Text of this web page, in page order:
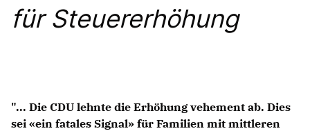
MEIN WAHLKREIS
ZIELE
CDU Deutschland
für Steuererhöhung
"... Die CDU lehnte die Erhöhung vehement ab. Dies
sei «ein fatales Signal» für Familien mit mittleren